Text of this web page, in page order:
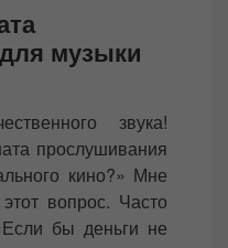
музыки
звука!
прослушивания
кино?» Мне
вопрос. Часто
бы деньги не